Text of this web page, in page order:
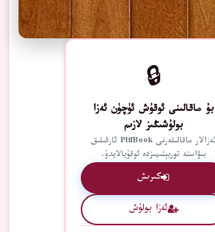
🔒
بۇ ماقالىنى ئوقۇش ئۈچۈن ئەزا
بولۇشىڭىز لازىم
ئەزالار ماقالىلەرنى PlifBook ئارقىلىق
بىۋاستە توربېتىمىزدە ئوقۇيالايدۇ.
كىرىش
ئەزا بولۇش